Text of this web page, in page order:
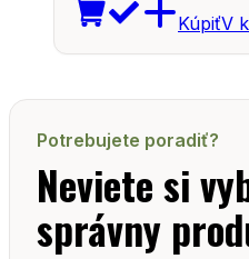
KúpiťV
Potrebujete poradiť?
Neviete si
správny